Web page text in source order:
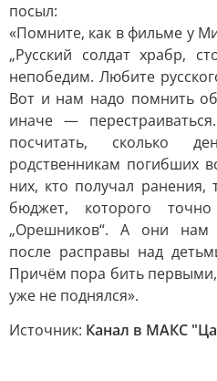
посыл:
«Помните, как в фильме у
„Русский солдат храбр,
непобедим. Любите
Вот и нам надо помнить
иначе —
посчитать, сколько
родственникам погибших
них, кто получал ранения,
бюджет, которого
„Орешников“. А они нам
после расправы над
Причём пора бить
уже не поднялся».
Источник: Канал в МАКС